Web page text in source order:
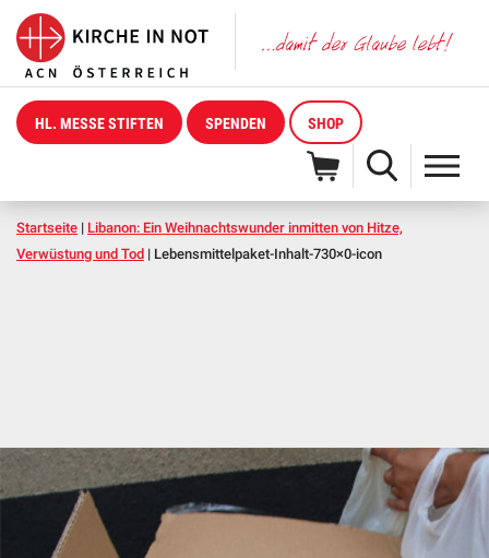
HL. MESSE STIFTEN SPENDEN SHOP
Startseite | Libanon: Ein Weihnachtswunder inmitten von Hitze,
Verwüstung und Tod | Lebensmittelpaket-Inhalt-730×0-icon